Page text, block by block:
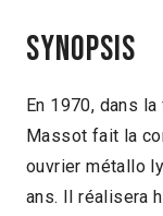
Synopsis
En 1970, dans
Massot fait la
ouvrier métallo
ans. Il réalisera